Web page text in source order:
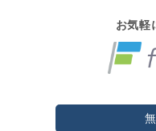
お気軽